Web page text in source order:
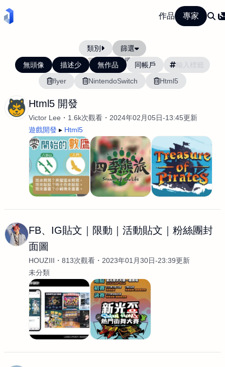
作品 專家
類別 篩選
當前排序: 活躍度
無頭像 描述少 無作品
同帳戶
flyer
NintendoSwitch Html5
Html5 開發
Victor Lee 1.6k次觀看
2024年02月05日-13:45更新
遊戲開發
Html5
FB、IG貼文｜限動｜活動貼文｜粉絲團封
面圖
HOUZIII 813次觀看
2023年01月30日-23:39更新
未分類